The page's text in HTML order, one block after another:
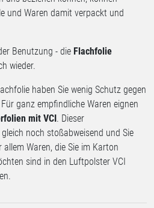
und Waren damit verpackt und
Benutzung - die Flachfolie
wieder.
haben Sie wenig Schutz gegen
ganz empfindliche Waren eignen
mit VCI. Dieser
noch stoßabweisend und Sie
Waren, die Sie im Karton
sind in den Luftpolster VCI